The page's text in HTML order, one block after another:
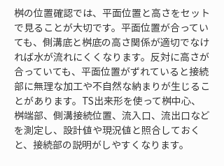
桝の位置確認では、平面位置と高さをセット
で見ることが大切です。平面位置が合ってい
ても、側溝底と桝底の高さ関係が適切でなけ
れば水が流れにくくなります。反対に高さが
合っていても、平面位置がずれていると接続
部に無理な加工や不自然な納まりが生じるこ
とがあります。TS出来形を使って桝中心、
桝端部、側溝接続位置、流入口、流出口など
を測定し、設計値や現況値と照合しておく
と、接続部の説明がしやすくなります。